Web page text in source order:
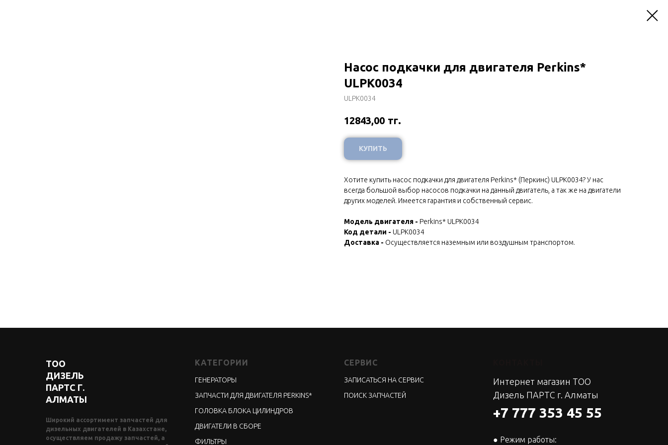
Насос подкачки для двигателя Perkins*
ULPK0034
ULPK0034
12843,00 тг.
КУПИТЬ
Хотите купить насос подкачки для двигателя Perkins* (Перкинс) ULPK0034? У нас
всегда большой выбор насосов подкачки на данный двигатель, а так же на двигатели
других моделей. Имеется гарантия и собственный сервис.
Модель двигателя - Perkins* ULPK0034
Код детали - ULPK0034
Доставка - Осуществляется наземным или воздушным транспортом.
ТОО
ДИЗЕЛЬ
ПАРТС Г.
АЛМАТЫ
Широкий ассортимент запчастей для
дизельных двигателей в Казахстане,
осуществляем продажу запчастей, а
КАТЕГОРИИ
ГЕНЕРАТОРЫ
ЗАПЧАСТИ ДЛЯ ДВИГАТЕЛЯ PERKINS*
ГОЛОВКА БЛОКА ЦИЛИНДРОВ
ДВИГАТЕЛИ В СБОРЕ
ФИЛЬТРЫ
СЕРВИС
ЗАПИСАТЬСЯ НА СЕРВИС
ПОИСК ЗАПЧАСТЕЙ
Интернет магазин ТОО
Дизель ПАРТС г. Алматы
+7 777 353 45 55
● Режим работы: